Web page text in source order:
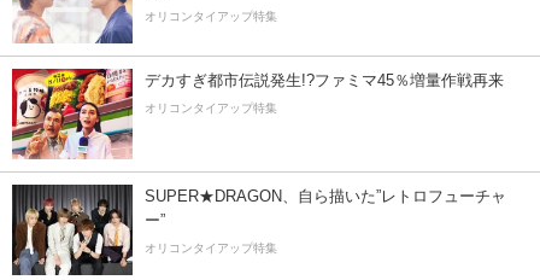
オリコンタイアップ特集
デカすぎ都市伝説発生!?ファミマ45％増量作戦再来
オリコンタイアップ特集
SUPER★DRAGON、自ら描いた”レトロフューチャ
ー”
オリコンタイアップ特集